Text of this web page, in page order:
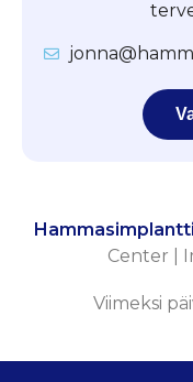
Hammasimplantti
Center |
Viimeksi